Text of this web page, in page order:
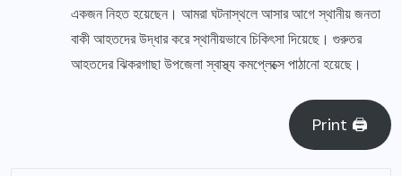
একজন নিহত হয়েছেন। আমরা ঘটনাস্থলে আসার আগে স্থানীয় জনতা
বাকী আহতদের উদ্ধার করে স্থানীয়ভাবে চিকিৎসা দিয়েছে। গুরুতর
আহতদের ঝিকরগাছা উপজেলা স্বাস্থ্য কমপ্লেক্সে পাঠানো হয়েছে।
Print 🖨